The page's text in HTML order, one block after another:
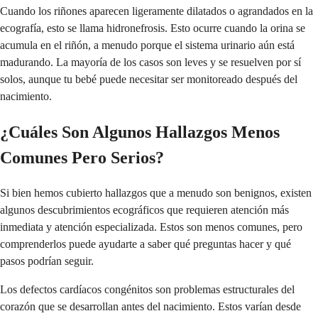
Cuando los riñones aparecen ligeramente dilatados o agrandados en la
ecografía, esto se llama hidronefrosis. Esto ocurre cuando la orina se
acumula en el riñón, a menudo porque el sistema urinario aún está
madurando. La mayoría de los casos son leves y se resuelven por sí
solos, aunque tu bebé puede necesitar ser monitoreado después del
nacimiento.
¿Cuáles Son Algunos Hallazgos Menos
Comunes Pero Serios?
Si bien hemos cubierto hallazgos que a menudo son benignos, existen
algunos descubrimientos ecográficos que requieren atención más
inmediata y atención especializada. Estos son menos comunes, pero
comprenderlos puede ayudarte a saber qué preguntas hacer y qué
pasos podrían seguir.
Los defectos cardíacos congénitos son problemas estructurales del
corazón que se desarrollan antes del nacimiento. Estos varían desde